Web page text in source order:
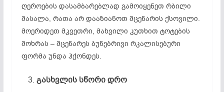
ღეროების დასამბარებლად გამოიყენეთ რბილი
მასალა, რათა არ დააზიანოთ მცენარის ქსოვილი.
მოერიდეთ მკვეთრი, მახვილი კუთხით ტოტების
მოხრას – მცენარეს ბუნებრივი რკალისებური
ფორმა უნდა ჰქონდეს.
გასხვლის სწორიდრო